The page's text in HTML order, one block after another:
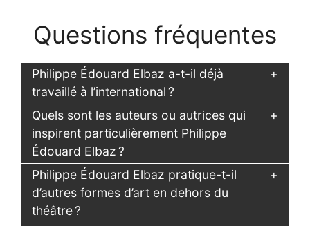
Questions fréquentes
Philippe Édouard Elbaz a-t-il déjà
travaillé à l’international ?
Quels sont les auteurs ou autrices qui
inspirent particulièrement Philippe
Édouard Elbaz ?
Philippe Édouard Elbaz pratique-t-il
d’autres formes d’art en dehors du
théâtre ?